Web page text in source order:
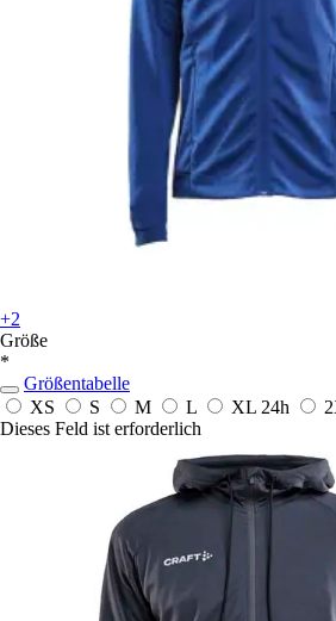
+2
Größe
*
Größentabelle
XS
S M L XL 24h
Dieses Feld ist erforderlich